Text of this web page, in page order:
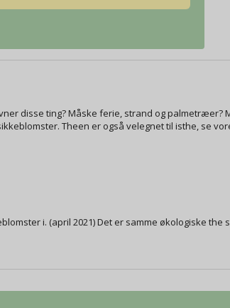
disse ting? Måske ferie, strand og palmetræer?
Theen er også velegnet til isthe, se
i. (april 2021) Det er samme økologiske